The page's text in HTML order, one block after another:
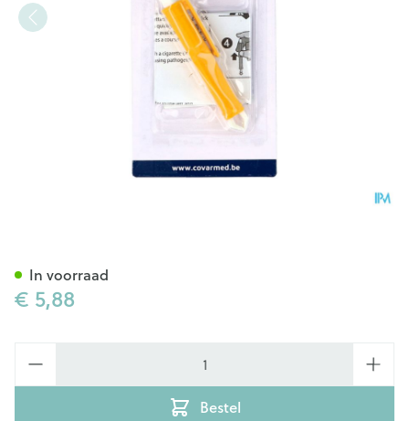
€ 5,88
Bestel
In voorraad